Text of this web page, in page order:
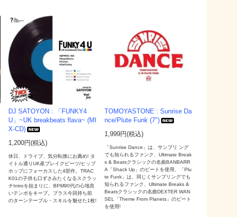
DJ SATOYON : 「FUNKY4
U」~UK breakbeats flava~ (MI
X-CD)
1,200円(税込)
休日、ドライブ、気分転換にお薦め! タ
イトル通りUK産ブレイクビーツ/ヒップ
ホップにフォーカスした4部作。TRAC
K01の子供も口ずさみたくなるスクラッ
チIntroを始まりに、BPM90代の心地良
いテンポをキープ。プラス今回持ち前
のターンテーブル・スキルを魅せた1枚!
TOMOYASTONE : Sunrise Da
nce/Plute Funk (7")
1,999円(税込)
「Sunrise Dance」は、サンプリ ング
でも知られるファンク、Ultimate Break
s & Beatsクラシックの名曲BANBARR
A「Shack Up」のビートを使用、「Plu
te Funk」は、同じくサンプリングでも
知られるファンク、Ultimate Breaks &
Beatsクラシックの名曲DEXTER WAN
SEL「Theme From Planets」のビート
を使用!